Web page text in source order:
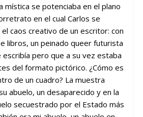
mística se potenciaba en el plano
en el cual Carlos se
caos creativo de un escritor: con
libros, un peinado queer futurista
escribía pero que a su vez estaba
del formato pictórico. ¿Cómo es
de un cuadro? La muestra
abuelo, un desaparecido y en la
secuestrado por el Estado más